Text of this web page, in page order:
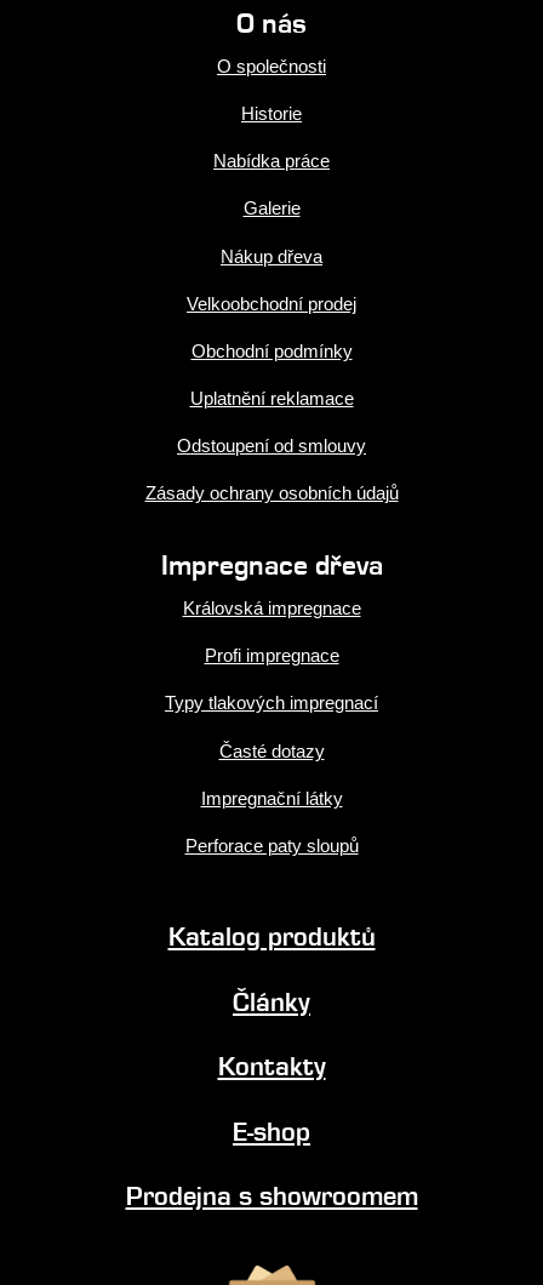
O nás
O společnosti
Historie
Nabídka práce
Galerie
Nákup dřeva
Velkoobchodní prodej
Obchodní podmínky
Uplatnění reklamace
Odstoupení od smlouvy
Zásady ochrany osobních údajů
Impregnace dřeva
Královská impregnace
Profi impregnace
Typy tlakových impregnací
Časté dotazy
Impregnační látky
Perforace paty sloupů
Katalog produktů
Články
Kontakty
E-shop
Prodejna s showroomem